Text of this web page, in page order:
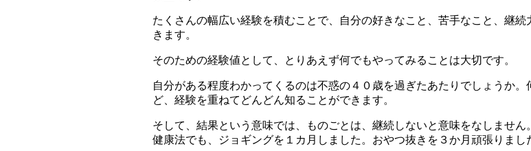
たくさんの幅広い経験を積むことで、自分の好きなこと、苦手なこと、継
きます。
そのための経験値として、とりあえず何でもやってみることは大切です。
自分がある程度わかってくるのは不惑の４０歳を過ぎたあたりでしょうか
ど、経験を重ねてどんどん知ることができます。
そして、結果という意味では、ものごとは、継続しないと意味をなしません。
健康法でも、ジョギングを１カ月しました。おやつ抜きを３か月頑張りまし